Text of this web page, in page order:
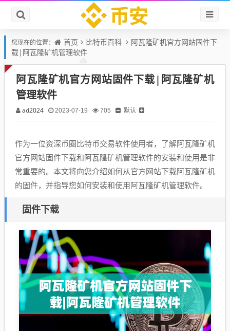
您现在的位置： 首页 比特币百科
阿瓦隆矿机官方网站固件下
载|阿瓦隆矿机管理软件
阿瓦隆矿机官方网站固件下载|阿瓦隆矿机
管理软件
ad2024 2023-07-19 705 默认
作为一位资深币圈比特币交易软件使用者，了解阿瓦隆矿机
官方网站固件下载和阿瓦隆矿机管理软件的安装和使用是非
常重要的。本文将向您介绍如何从官方网站下载阿瓦隆矿机
的固件，并指导您如何安装和使用阿瓦隆矿机管理软件。
固件下载